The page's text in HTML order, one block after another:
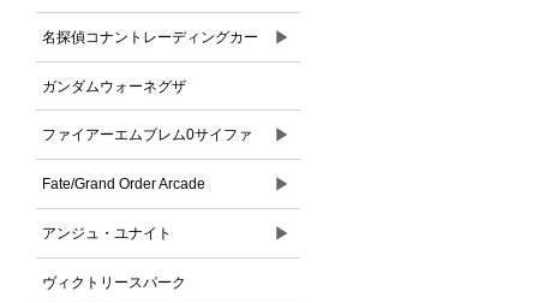
名探偵コナントレーディングカー
ドゲーム
▶
ガンダムウォーネグザ
ファイアーエムブレム0サイファ ▶
Fate/Grand Order Arcade ▶
アンジュ・ユナイト ▶
ヴィクトリースパーク